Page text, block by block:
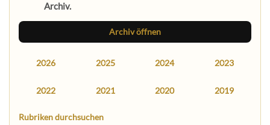
Archiv.
Archiv öffnen
2026 2025 2024 2023
2022 2021 2020 2019
Rubriken durchsuchen